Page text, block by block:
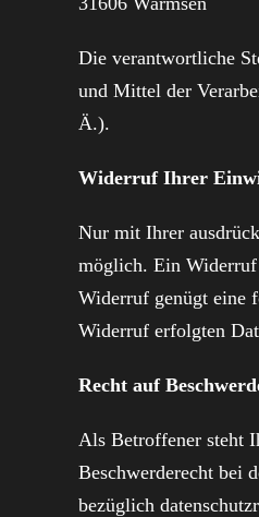
Die verantwortliche
und Mittel der
Ä.).
Widerruf Ihrer
Nur mit Ihrer
möglich. Ein
Widerruf genügt eine
Widerruf erfolgten
Recht auf
Als Betroffener steht
Beschwerderecht bei
bezüglich